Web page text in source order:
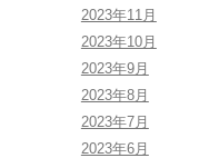
2023年11月
2023年10月
2023年9月
2023年8月
2023年7月
2023年6月